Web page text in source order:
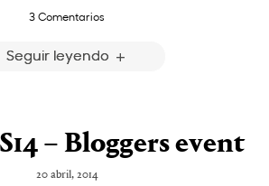
3 Comentarios
Seguir leyendo
– Bloggers event
20 abril, 2014